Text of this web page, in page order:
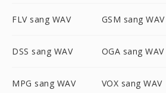
FLV sang WAV GSM sang WAV
DSS sang WAV OGA sang WAV
MPG sang WAV VOX sang WAV